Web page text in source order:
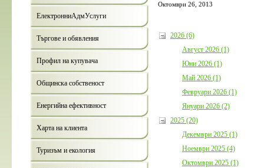
ЕлектронниАдмУслуги
Търгове и обявления
Профил на купувача
Общинска собственост
Енергийна ефективност
Харта на клиента
Туризъм и екология
Октомври 26, 2013
2026 (6)
Август 2026 (1)
Юни 2026 (1)
Май 2026 (1)
Февруари 2026 (1)
Януари 2026 (2)
2025 (20)
Декември 2025 (1)
Ноември 2025 (4)
Октомври 2025 (1)